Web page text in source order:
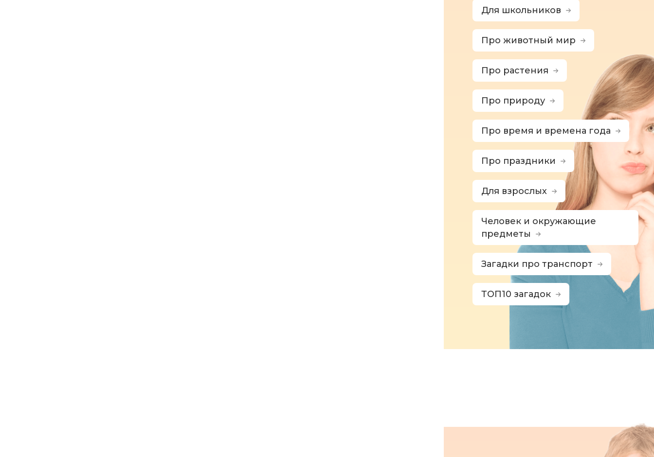
Для школьников
Про животный мир
Про растения
Про природу
Про время и времена года
Про праздники
Для взрослых
Человек и окружающие
предметы
Загадки про транспорт
ТОП10 загадок